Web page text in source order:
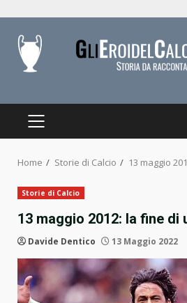
content
PRIMARY
Home Storie di Calcio 13 maggio
Storie di Calcio
13 maggio 2012: la fine di
Davide Dentico 13 Maggio 2022